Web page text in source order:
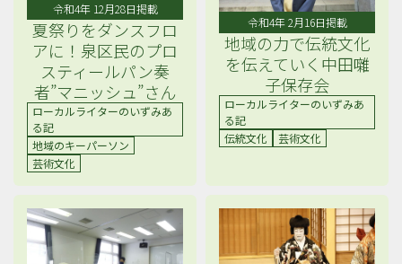
令和4年 12月28日掲載
夏祭りをダンスフロ
アに！泉区民のプロ
スティールパン奏
者”マニッシュ”さん
ローカルライターのいずみあ
る記
地域のキーパーソン
芸術文化
令和4年 2月16日掲載
地域の力で伝統文化
を伝えていく中田囃
子保存会
ローカルライターのいずみあ
る記
伝統文化
芸術文化